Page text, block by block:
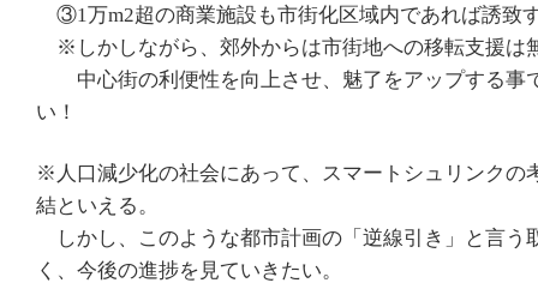
③1万m2超の商業施設も市街化区域内であれば誘致
※しかしながら、郊外からは市街地への移転支援は
中心街の利便性を向上させ、魅了をアップする事
い！
※人口減少化の社会にあって、スマートシュリンクの
結といえる。
しかし、このような都市計画の「逆線引き」と言う
く、今後の進捗を見ていきたい。